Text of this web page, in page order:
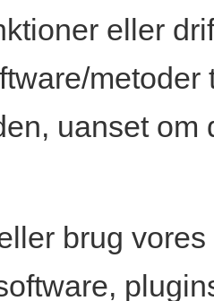
eller
uanset
brug